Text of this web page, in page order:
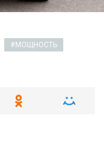
МОЩНОСТЬ